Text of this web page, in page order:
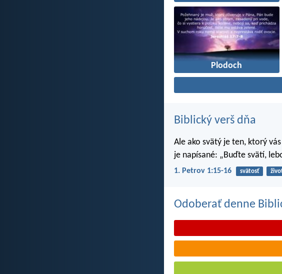
Plodoch
Biblický verš dňa
Ale ako svätý je ten, ktorý
je napísané: „Buďte svätí,
1. Petrov 1:15-16 svätosť
Odoberať denne